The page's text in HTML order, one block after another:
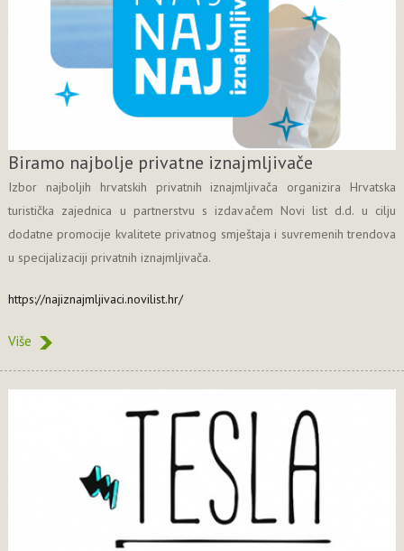
Biramo najbolje privatne iznajmljivače
Izbor najboljih hrvatskih privatnih iznajmljivača organizira Hrvatska
turistička zajednica u partnerstvu s izdavačem Novi list d.d. u cilju
dodatne promocije kvalitete privatnog smještaja i suvremenih trendova
u specijalizaciji privatnih iznajmljivača.
https://najiznajmljivaci.novilist.hr/
Više